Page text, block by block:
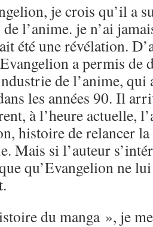
je crois qu’il a
l’anime. je n’ai
été une révélation.
a permis de
de l’anime,
les années 90. Il
à l’heure actuelle,
histoire de relancer
Mais si l’auteur
qu’Evangelion ne
du manga », je